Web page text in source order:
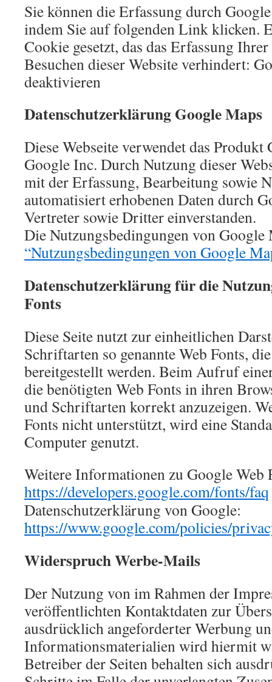
Sie können die Erfassung durch
indem Sie auf folgenden Link klicken.
Cookie gesetzt, das das Erfassung
Besuchen dieser Website verhindert:
deaktivieren
Datenschutzerklärung Google Maps
Diese Webseite verwendet das
Google Inc. Durch Nutzung dieser
mit der Erfassung, Bearbeitung sowie
automatisiert erhobenen Daten durch
Vertreter sowie Dritter einverstanden.
Die Nutzungsbedingungen von Google
“Nutzungsbedingungen von Google
Datenschutzerklärung für die
Fonts
Diese Seite nutzt zur einheitlichen
Schriftarten so genannte Web Fonts,
bereitgestellt werden. Beim Aufruf
die benötigten Web Fonts in ihren
und Schriftarten korrekt anzuzeigen.
Fonts nicht unterstützt, wird eine
Computer genutzt.
Weitere Informationen zu Google Web
https://developers.google.com/fonts/faq
Datenschutzerklärung von Google:
https://www.google.com/policies/
Widerspruch Werbe-Mails
Der Nutzung von im Rahmen der
veröffentlichten Kontaktdaten zur
ausdrücklich angeforderter Werbung
Informationsmaterialien wird hiermit
Betreiber der Seiten behalten sich